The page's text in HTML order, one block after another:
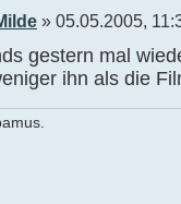
» 05.05.2005,
gestern mal
ihn als die